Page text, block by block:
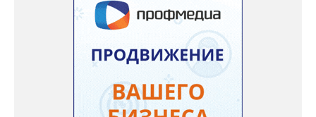
низины этот цветок не любит. Вот уже второй год растет и
радует меня. Соседи просят саженцы: аромат и до них
доносится. В конце лета собираю лаванду в пучки, сушу –
получаются букеты и саше одновременно. Лаванда широко
используется и в кулинарии». Семена, отметила собеседница
нашего портала, у неё были сорта «Вознесенская узколистная».
Только она хорошо зимует без укрытия. Всхожесть оказалась
на удивление хорошей: из пяти семян из каждой пачки четыре